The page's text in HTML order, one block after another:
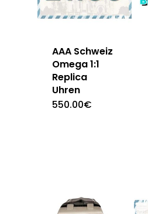
AAA Schweiz
Omega 1:1
Replica
Uhren
550.00€